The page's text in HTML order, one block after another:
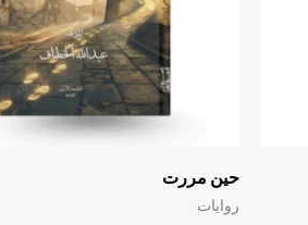
حين مررت
روايات